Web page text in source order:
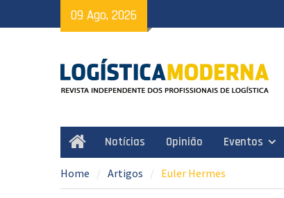
to
09 Ago, 2026
HomeNotícias Opinião Eventos
Home Artigos Euler Hermes